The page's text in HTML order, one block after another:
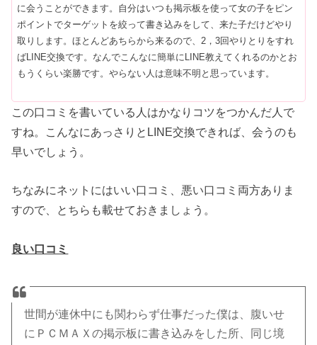
に会うことができます。自分はいつも掲示板を使って女の子をピン
ポイントでターゲットを絞って書き込みをして、来た子だけどやり
取りします。ほとんどあちらから来るので、2，3回やりとりをすれ
ばLINE交換です。なんでこんなに簡単にLINE教えてくれるのかとお
もうくらい楽勝です。やらない人は意味不明と思っています。
この口コミを書いている人はかなりコツをつかんだ人で
すね。こんなにあっさりとLINE交換できれば、会うのも
早いでしょう。
ちなみにネットにはいい口コミ、悪い口コミ両方ありま
すので、とちらも載せておきましょう。
良い口コミ
世間が連休中にも関わらず仕事だった僕は、腹いせ
にＰＣＭＡＸの掲示板に書き込みをした所、同じ境